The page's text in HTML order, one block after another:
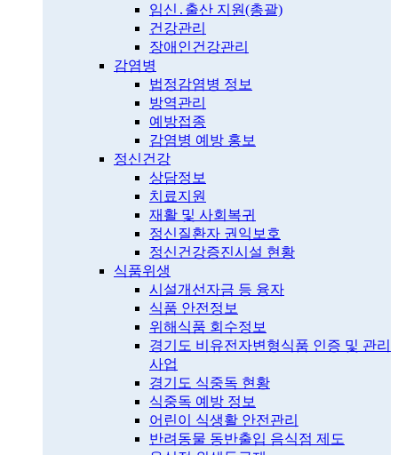
임신․출산 지원(총괄)
건강관리
장애인건강관리
감염병
법정감염병 정보
방역관리
예방접종
감염병 예방 홍보
정신건강
상담정보
치료지원
재활 및 사회복귀
정신질환자 권익보호
정신건강증진시설 현황
식품위생
시설개선자금 등 융자
식품 안전정보
위해식품 회수정보
경기도 비유전자변형식품 인증 및 관리
사업
경기도 식중독 현황
식중독 예방 정보
어린이 식생활 안전관리
반려동물 동반출입 음식점 제도